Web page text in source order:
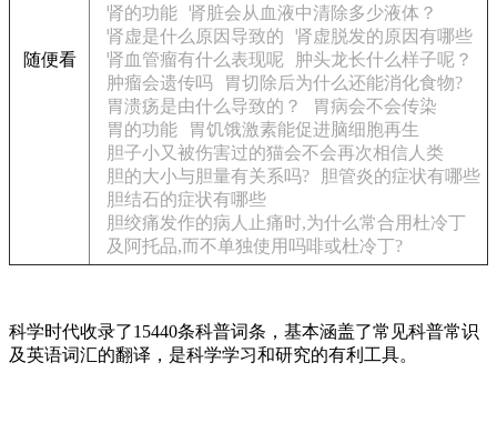
随便看
肾的功能 肾脏会从血液中清除多少液体？
肾虚是什么原因导致的
肾虚脱发的原因有哪些
肾血管瘤有什么表现呢
肿头龙长什么样子呢？
肿瘤会遗传吗
胃切除后为什么还能消化食物?
胃溃疡是由什么导致的？
胃病会不会传染
胃的功能
胃饥饿激素能促进脑细胞再生
胆子小又被伤害过的猫会不会再次相信人类
胆的大小与胆量有关系吗?
胆管炎的症状有哪些
胆结石的症状有哪些
胆绞痛发作的病人止痛时,为什么常合用杜冷丁
及阿托品,而不单独使用吗啡或杜冷丁?
科学时代收录了15440条科普词条，基本涵盖了常见科普常识
及英语词汇的翻译，是科学学习和研究的有利工具。